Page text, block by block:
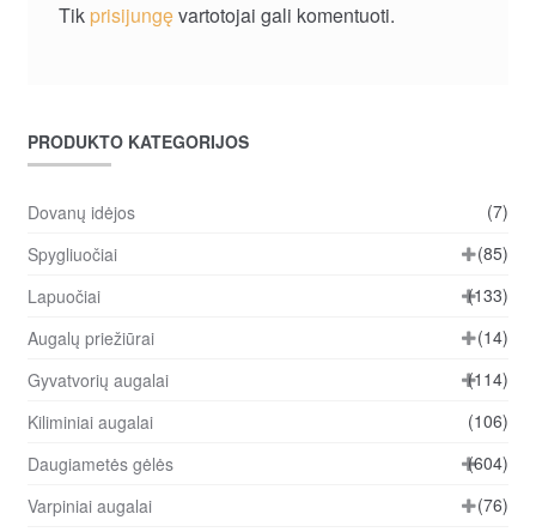
Tik prisijungęvartotojai gali komentuoti.
PRODUKTO KATEGORIJOS
Dovanų idėjos
(7)
Spygliuočiai
(85)
Lapuočiai
(133)
Augalų priežiūrai
(14)
Gyvatvorių augalai
(114)
Kiliminiai augalai
(106)
Daugiametės gėlės
(604)
Varpiniai augalai
(76)